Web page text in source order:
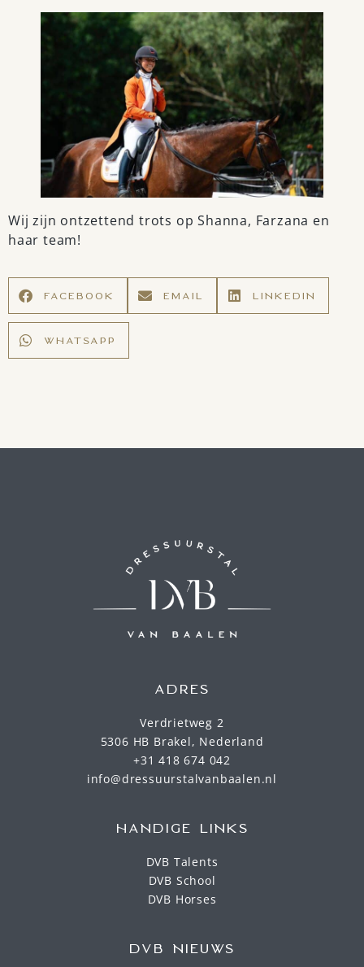
Wij zijn ontzettend trots op Shanna, Farzana en
haar team!
FACEBOOK EMAIL LINKEDIN
WHATSAPP
ADRES
Verdrietweg 2
5306 HB Brakel, Nederland
+31 418 674 042
info@dressuurstalvanbaalen.nl
HANDIGE LINKS
DVB Talents
DVB School
DVB Horses
DVB NIEUWS